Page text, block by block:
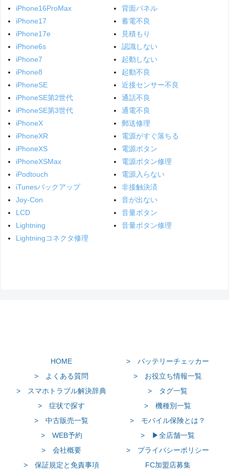
iPhone16ProMax
iPhone17
iPhone17e
iPhone6s
iPhone7
iPhone8
iPhoneSE
iPhoneSE第2世代
iPhoneSE第3世代
iPhoneX
iPhoneXR
iPhoneXS
iPhoneXSMax
iPodtouch
iTunesバックアップ
Joy-Con
LCD
Lightning
Lightningコネクタ修理
背面パネル
蓄電不良
見積もり
認識しない
起動しない
起動不良
近接センサー不良
通話不良
通電不良
郵送修理
電源がすぐ落ちる
電源ボタン
電源ボタン修理
電源入らない
非接触決済
音が出ない
音量ボタン
音量ボタン修理
HOME
> バッテリーチェッカー
> よくある質問
> お役立ち情報一覧
> スマホトラブル解決辞典
> タグ一覧
> 症状で探す
> 機種別一覧
> 中古販売一覧
> モバイル保険とは？
> WEB予約
> ▶全店舗一覧
> 会社概要
> プライバシーポリシー
> 保証規定と免責事項
FC加盟店募集